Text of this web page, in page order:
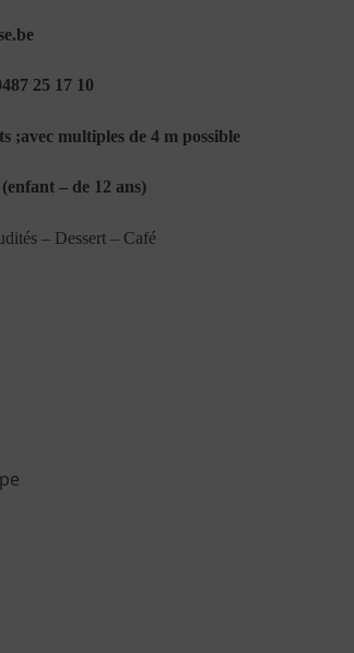
25 17 10
;avec multiples de 4 m possible
– de 12 ans)
– Dessert – Café